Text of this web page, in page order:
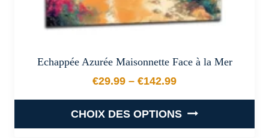
Echappée Azurée Maisonnette Face à la Mer
€29.99 – €142.99
Plage de prix : €29.99 à
CHOIX DES OPTIONS